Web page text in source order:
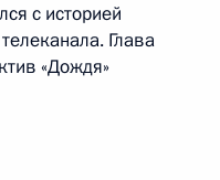
с историей
Глава
«Дождя»